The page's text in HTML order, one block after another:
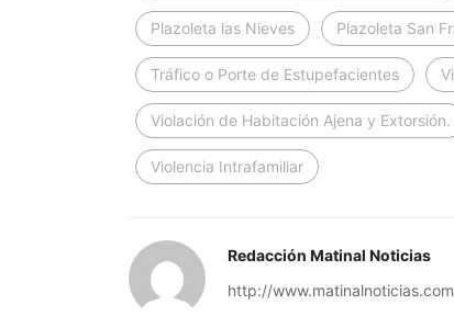
Plazoleta las Nieves Plazoleta San
Tráfico o Porte de Estupefacientes
Violación de Habitación Ajena y Extorsión.
Violencia Intrafamiliar
Redacción Matinal Noticias
http://www.matinalnoticias.com